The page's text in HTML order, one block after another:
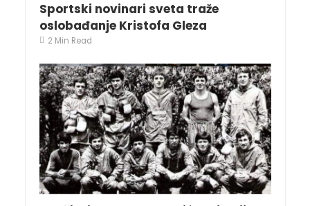
Sportski novinari sveta traže
oslobađanje Kristofa Gleza
2 Min Read